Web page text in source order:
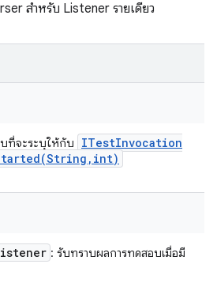
สำหรับ Listener รายเดียว
ที่จะระบุให้กับ ITestInvocation
String , int)
: รับทราบผลการทดสอบเมื่อมี